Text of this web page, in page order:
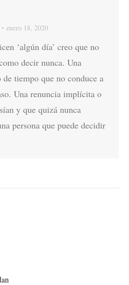
enero 18, 2020
‘algún día’ creo que no
decir nunca. Una
de tiempo que no conduce a
Una renuncia implícita o
y que quizá nunca
persona que puede decidir